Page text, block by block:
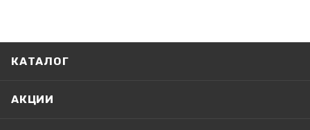
КАТАЛОГ
АКЦИИ